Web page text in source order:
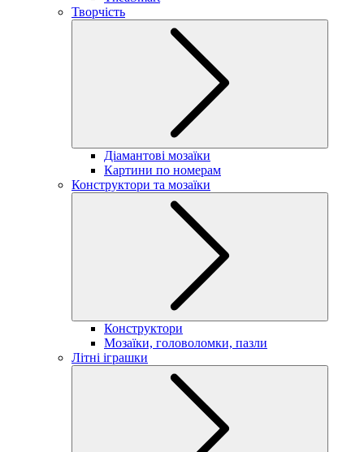
Творчість
Діамантові мозаїки
Картини по номерам
Конструктори та мозаїки
Конструктори
Мозаїки, головоломки, пазли
Літні іграшки